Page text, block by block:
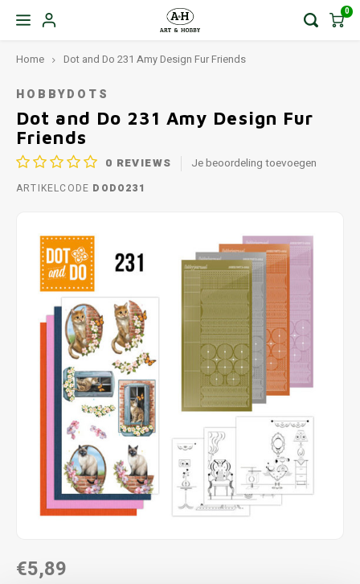
0
Home Dot and Do 231 Amy Design Fur Friends
HOBBYDOTS
Dot and Do 231 Amy Design Fur
Friends
0 REVIEWS Je beoordeling toevoegen
ARTIKELCODE DODO231
€5,89